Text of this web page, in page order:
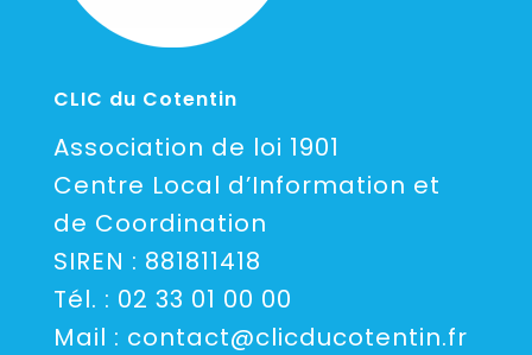
CLIC du Cotentin
Association de loi 1901
Centre Local d’Information et
de Coordination
SIREN : 881811418
Tél. : 02 33 01 00 00
Mail : contact@clicducotentin.fr